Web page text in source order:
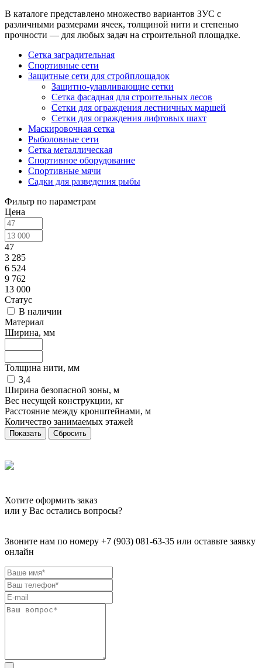
В каталоге представлено множество вариантов ЗУС с
различными размерами ячеек, толщиной нити и степенью
прочности — для любых задач на строительной площадке.
Сетка заградительная
Спортивные сети
Защитные сети для стройплощадок
Защитно-улавливающие сетки
Сетка фасадная для строительных лесов
Сетки для ограждения лестничных маршей
Сетки для ограждения лифтовых шахт
Маскировочная сетка
Рыболовные сети
Сетка металлическая
Спортивное оборудование
Спортивные мячи
Садки для разведения рыбы
Фильтр по параметрам
Цена
47
3 285
6 524
9 762
13 000
Статус
В наличии
Материал
Ширина, мм
Толщина нити, мм
3,4
Ширина безопасной зоны, м
Вес несущей конструкции, кг
Расстояние между кронштейнами, м
Количество занимаемых этажей
Сбросить
Хотите оформить заказ
или у Вас остались вопросы?
Звоните нам по номеру +7 (903) 081-63-35 или оставьте заявку
онлайн